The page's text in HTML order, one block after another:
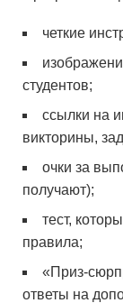
четкие
студентов;
ссылки на
викторины,
очки за
получают);
тест,
правила;
«Приз-
ответы на